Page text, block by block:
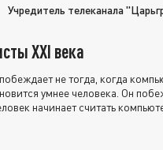
Учредитель телеканала
XXI века
не тогда, когда
умнее человека. Он
начинает считать